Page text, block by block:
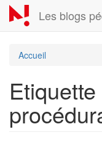
Aller
au
contenu
Les blogs
Accueil